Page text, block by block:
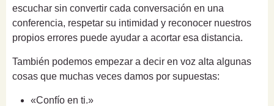
escuchar sin convertir cada conversación en una
conferencia, respetar su intimidad y reconocer nuestros
propios errores puede ayudar a acortar esa distancia.
También podemos empezar a decir en voz alta algunas
cosas que muchas veces damos por supuestas:
«Confío en ti.»